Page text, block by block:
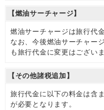
【燃油サーチャージ】
燃油サーチャージは旅行代
なお、今後燃油サーチャー
も旅行代金に変更はございま
【その他諸税追加】
旅行代金に以下の料金は含
が必要となります。